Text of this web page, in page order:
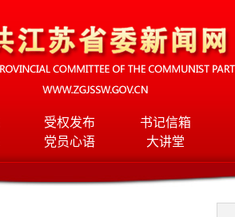
受权发布 书记信箱
党员心语 大讲堂